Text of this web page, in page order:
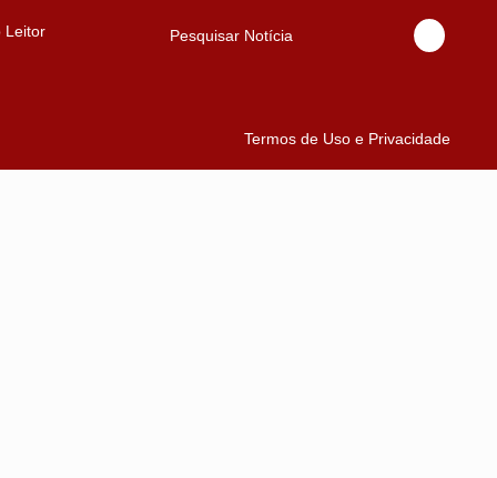
Pesquisar Notícia
Leitor
Termos de Uso e Privacidade